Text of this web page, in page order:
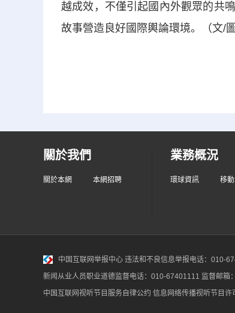
越成效，不僅引起國內外觀眾的共
故事營造良好國際輿論環境。（文/
關於我們
關於本網 本網招聘
業務概況
環球資訊 移
中国互联网举报中心 违法和不良信息举报电话：010-
新闻从业人员职业道德监督电话：010-67401111 监督邮
中国互联网视听节目服务自律公约 信息网络传播视听节目